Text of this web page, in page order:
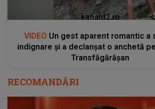
kanald2.ro
VIDEO Un gest aparent romantic a
indignare și a declanșat o anchetă
Transfăgărășan
RECOMANDĂRI